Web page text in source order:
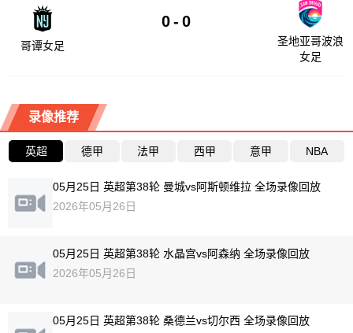
哥谭女足
0 - 0
圣地亚哥波浪
女足
录像推荐
英超 德甲 法甲 西甲 意甲 NBA
05月25日 英超第38轮 曼城vs阿斯顿维拉 全场录像回放
2026年05月26日
05月25日 英超第38轮 水晶宫vs阿森纳 全场录像回放
2026年05月26日
05月25日 英超第38轮 桑德兰vs切尔西 全场录像回放